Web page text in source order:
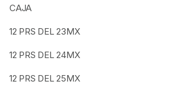
CAJA
12 PRS DEL 23MX
12 PRS DEL 24MX
12 PRS DEL 25MX